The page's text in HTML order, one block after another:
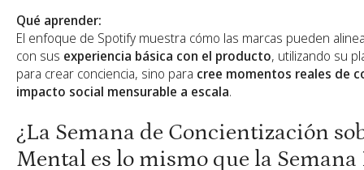
Qué aprender:
El enfoque de Spotify muestra cómo las marcas pueden
con sus experiencia básica con el producto, utilizando su
para crear conciencia, sino para cree momentos reales de
impacto social mensurable a escala.
¿La Semana de Concientización
Mental es lo mismo que la